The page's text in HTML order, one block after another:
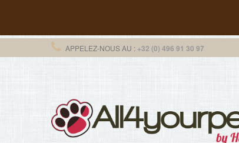
APPELEZ-NOUS AU : +32 (0) 496 91 30 97